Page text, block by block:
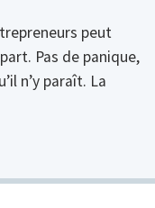
peut
Pas de panique,
n’y paraît. La